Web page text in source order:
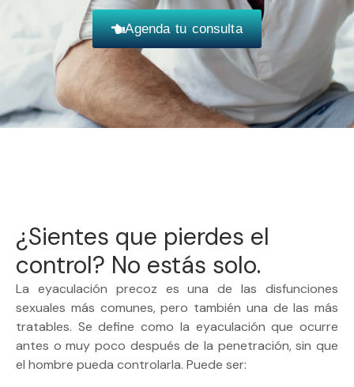
Agenda tu consulta
¿Sientes que pierdes el
control? No estás solo.
La eyaculación precoz es una de las disfunciones
sexuales más comunes, pero también una de las más
tratables. Se define como la eyaculación que ocurre
antes o muy poco después de la penetración, sin que
el hombre pueda controlarla. Puede ser: